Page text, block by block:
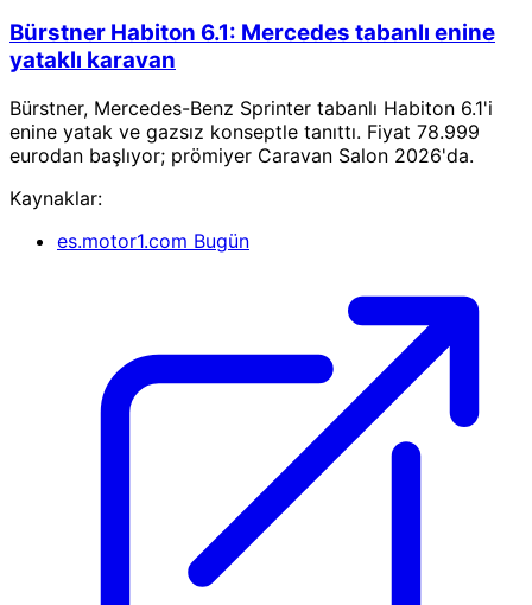
Bürstner Habiton 6.1: Mercedes tabanlı enine
yataklı karavan
Bürstner, Mercedes-Benz Sprinter tabanlı Habiton 6.1'i
enine yatak ve gazsız konseptle tanıttı. Fiyat 78.999
eurodan başlıyor; prömiyer Caravan Salon 2026'da.
Kaynaklar:
es.motor1.com Bugün